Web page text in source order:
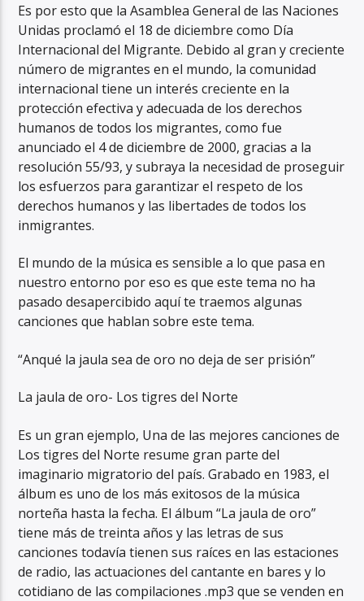
Es por esto que la Asamblea General de las Naciones
Unidas proclamó el 18 de diciembre como Día
Internacional del Migrante. Debido al gran y creciente
número de migrantes en el mundo, la comunidad
internacional tiene un interés creciente en la
protección efectiva y adecuada de los derechos
humanos de todos los migrantes, como fue
anunciado el 4 de diciembre de 2000, gracias a la
resolución 55/93, y subraya la necesidad de proseguir
los esfuerzos para garantizar el respeto de los
derechos humanos y las libertades de todos los
inmigrantes.
El mundo de la música es sensible a lo que pasa en
nuestro entorno por eso es que este tema no ha
pasado desapercibido aquí te traemos algunas
canciones que hablan sobre este tema.
“Anqué la jaula sea de oro no deja de ser prisión”
La jaula de oro- Los tigres del Norte
Es un gran ejemplo, Una de las mejores canciones de
Los tigres del Norte resume gran parte del
imaginario migratorio del país. Grabado en 1983, el
álbum es uno de los más exitosos de la música
norteña hasta la fecha. El álbum “La jaula de oro”
tiene más de treinta años y las letras de sus
canciones todavía tienen sus raíces en las estaciones
de radio, las actuaciones del cantante en bares y lo
cotidiano de las compilaciones .mp3 que se venden en